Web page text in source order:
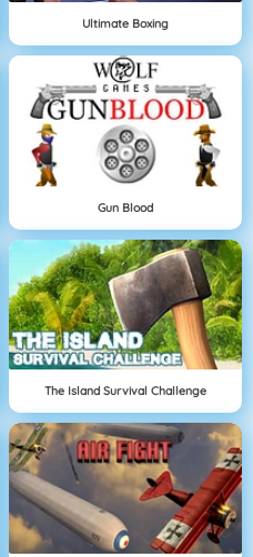
Ultimate Boxing
Gun Blood
The Island Survival Challenge